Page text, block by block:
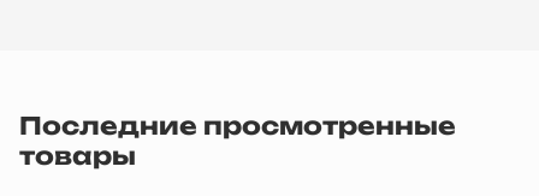
Последние просмотренные
товары